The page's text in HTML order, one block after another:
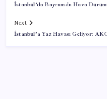
İstanbul’da Bayramda Hava
Next
İstanbul’a Yaz Havası Geliyor: